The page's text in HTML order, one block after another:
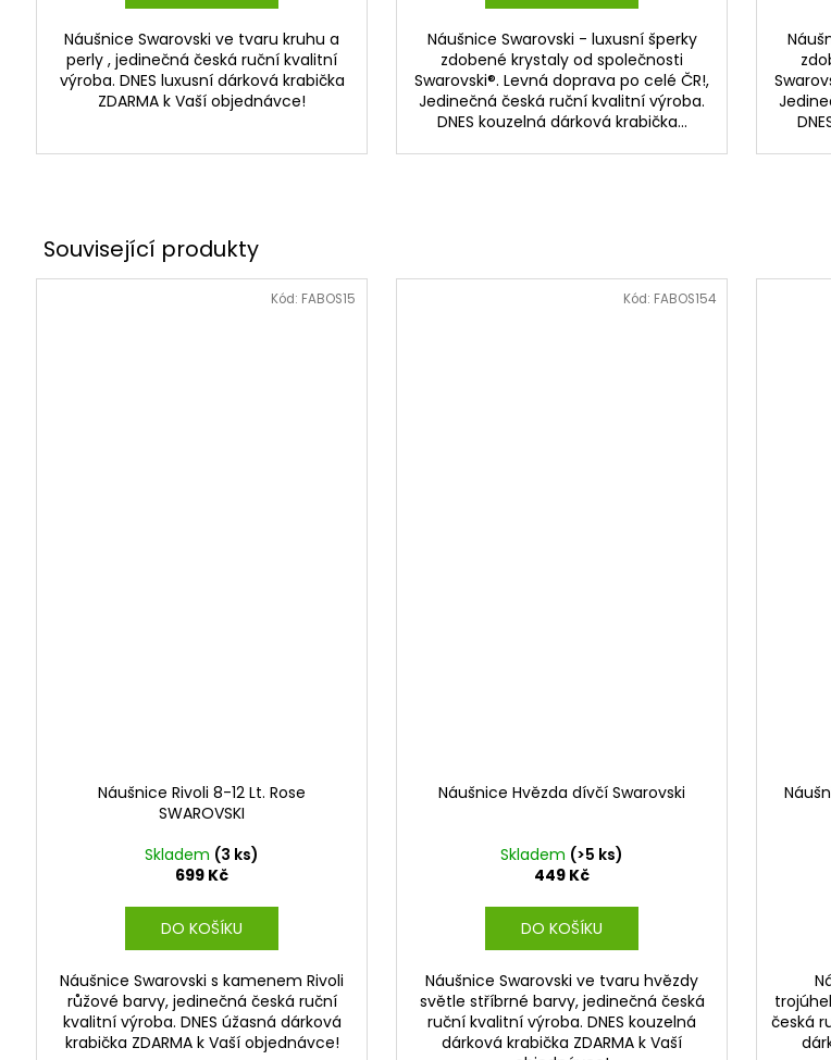
Náušnice Swarovski ve tvaru kruhu a
perly , jedinečná česká ruční kvalitní
výroba. DNES luxusní dárková krabička
ZDARMA k Vaší objednávce!
Náušnice Swarovski - luxusní šperky
zdobené krystaly od společnosti
Swarovski®. Levná doprava po celé ČR!,
Jedinečná česká ruční kvalitní výroba.
DNES kouzelná dárková krabička...
Náušnice Rivoli 8-12 Lt. Rose
SWAROVSKI
Skladem (3 ks)
699 Kč
DO KOŠÍKU
Náušnice Swarovski s kamenem Rivoli
růžové barvy, jedinečná česká ruční
kvalitní výroba. DNES úžasná dárková
krabička ZDARMA k Vaší objednávce!
Kód: FABOS15
Náušnice Hvězda dívčí Swarovski
Skladem (>5 ks)
449 Kč
DO KOŠÍKU
Náušnice Swarovski ve tvaru hvězdy
světle stříbrné barvy, jedinečná česká
ruční kvalitní výroba. DNES kouzelná
dárková krabička ZDARMA k Vaší
Kód: FABOS154
česká